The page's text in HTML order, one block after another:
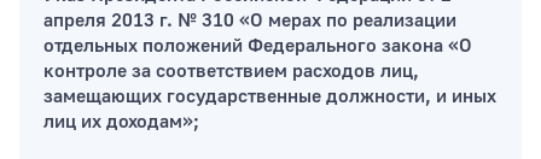
апреля 2013 г. № 310 «О мерах по реализации
отдельных положений Федерального закона «О
контроле за соответствием расходов лиц,
замещающих государственные должности, и иных
лиц их доходам»;